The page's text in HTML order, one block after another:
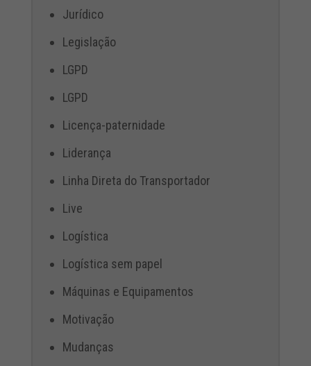
Jurídico
Legislação
LGPD
LGPD
Licença-paternidade
Liderança
Linha Direta do Transportador
Live
Logística
Logística sem papel
Máquinas e Equipamentos
Motivação
Mudanças